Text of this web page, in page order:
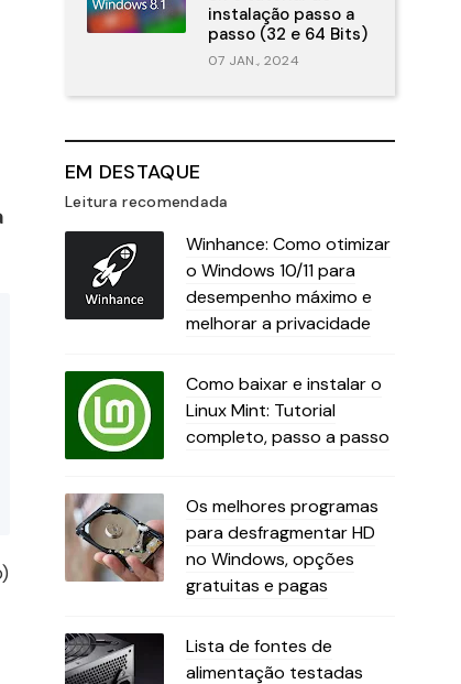
instalação passo a
passo (32 e 64 Bits)
07 JAN., 2024
EM DESTAQUE
Leitura recomendada
Winhance: Como otimizar
o Windows 10/11 para
desempenho máximo e
melhorar a privacidade
Como baixar e instalar o
Linux Mint: Tutorial
completo, passo a passo
Os melhores programas
para desfragmentar HD
no Windows, opções
gratuitas e pagas
Lista de fontes de
alimentação testadas